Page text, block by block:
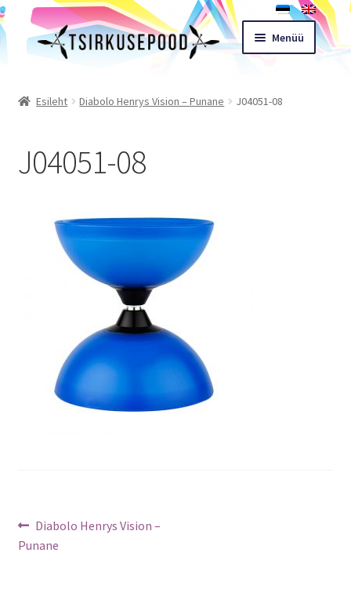
Liigu
navigeerimisele
Liigu
sisu
Menüü
Ostukorv
Müügitingimused
Töötoad
Esileht Diabolo Henrys Vision – Punane J04051-08
J04051-08
Navigeerimine
Previous
post:
Diabolo Henrys Vision –
Punane